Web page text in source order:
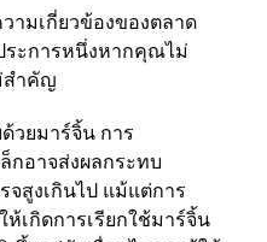
ามเกี่ยวข้องของตลาด
ะการหนึ่งหากคุณไม่
สำคัญ
วยมาร์จิ้น การ
กอาจส่งผลกระทบ
จสูงเกินไป แม้แต่การ
เกิดการเรียกใช้มาร์จิ้น